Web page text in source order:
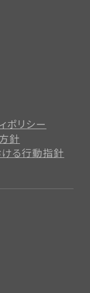
ポリシー
針
ける行動指針